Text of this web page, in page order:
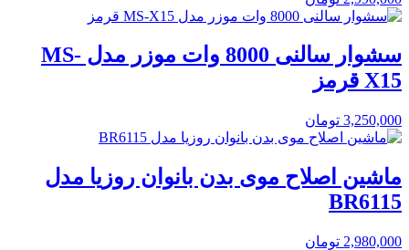
سشوار سالنی 8000 وات موزر مدل MS-
X15 قرمز
3,250,000 تومان
ماشین اصلاح موی بدن بانوان روزیا مدل
BR6115
2,980,000 تومان